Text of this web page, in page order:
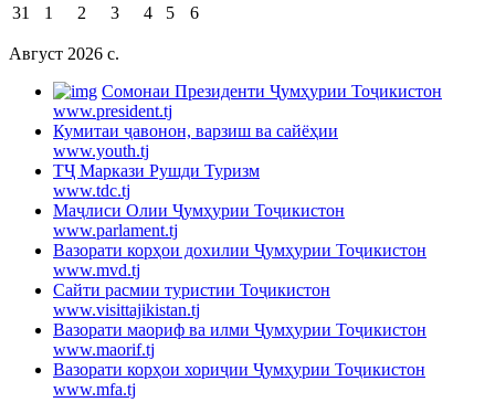
31
1 2 3 4 5 6
Август 2026 c.
Cомонаи Президенти Ҷумҳурии Тоҷикистон
www.president.tj
Кумитаи ҷавонон, варзиш ва сайёҳии
www.youth.tj
ТҶ Маркази Рушди Туризм
www.tdc.tj
Маҷлиси Олии Ҷумҳурии Тоҷикистон
www.parlament.tj
Вазорати корҳои дохилии Ҷумҳурии Тоҷикистон
www.mvd.tj
Сайти расмии туристии Тоҷикистон
www.visittajikistan.tj
Вазорати маориф ва илми Ҷумҳурии Тоҷикистон
www.maorif.tj
Вазорати корҳои хориҷии Ҷумҳурии Тоҷикистон
www.mfa.tj